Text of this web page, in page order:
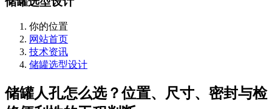
你的位置
网站首页
技术资讯
储罐选型设计
储罐人孔怎么选？位置、尺寸、密封与检